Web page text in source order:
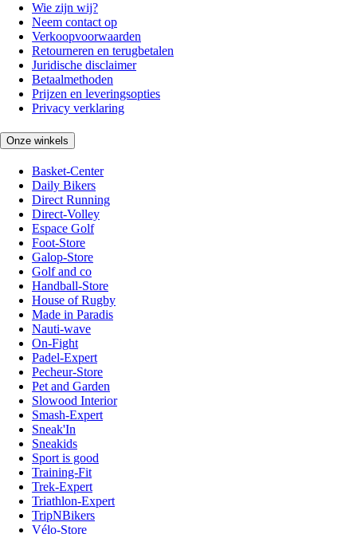
Wie zijn wij?
Neem contact op
Verkoopvoorwaarden
Retourneren en terugbetalen
Juridische disclaimer
Betaalmethoden
Prijzen en leveringsopties
Privacy verklaring
Onze winkels
Basket-Center
Daily Bikers
Direct Running
Direct-Volley
Espace Golf
Foot-Store
Galop-Store
Golf and co
Handball-Store
House of Rugby
Made in Paradis
Nauti-wave
On-Fight
Padel-Expert
Pecheur-Store
Pet and Garden
Slowood Interior
Smash-Expert
Sneak'In
Sneakids
Sport is good
Training-Fit
Trek-Expert
Triathlon-Expert
TripNBikers
Vélo-Store